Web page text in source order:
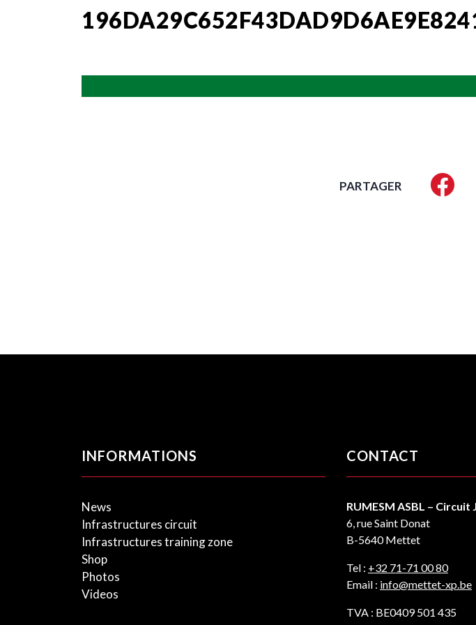
PARTAGER
INFORMATIONS
News
Infrastructures circuit
Infrastructures training zone
Shop
Photos
Videos
CONTACT
RUMESM ASBL – Circuit
6, rue Saint Donat
B-5640 Mettet
Tel : +32 71-71 00 80
Email : info@mettet-xp.be
TVA : BE0409 501 435